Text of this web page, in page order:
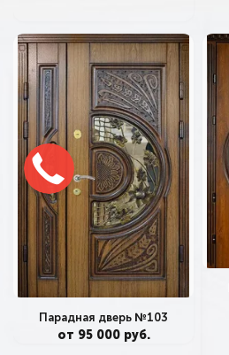
Парадная дверь №103
от 95 000 руб.